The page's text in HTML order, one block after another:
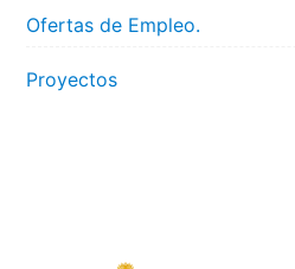
Ofertas de Empleo.
Proyectos